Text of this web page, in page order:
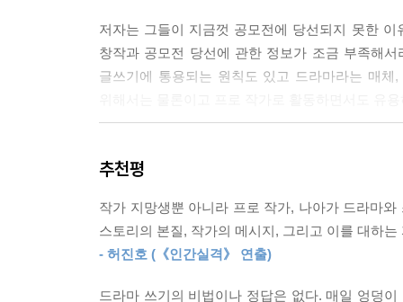
장 중요한 목표는 드라마 대본을 잘 쓰는 데 유용
글쓰기』는 드라마 창작 작법서입니다. 그리고
요. 그런데 왜 제목이 ‘내 이야기에 맞는 구조로
2020년 넷플릭스 전 세계 시청률 1위를 달성했던
자는 체스판 시작부터 퀸이 되는 지점까지의 거리
합니다. 이 책의 목적은 창작을 위한 분석이잖아
가 알고 있듯이 스토리는 기본적으로 3막 4장 구
--- 「1부 10장 ‘내 이야기에 맞는 구조로 쓴다’」중
저자는 그들이 지금껏 공모전에 당선되지 못한
창작과 공모전 당선에 관한 정보가 조금 부족해
글쓰기에 통용되는 원칙도 있고 드라마라는 매
10가지 원칙을 내 것으로 만드는 워크북
열심히 드라마 창작 원리를 배우고 수많은 작품을
“내가 배운 게 이런 건 아니지 않나?” 하면서 당
8개의 연습문제를 통해 드라마 창작의 10가지 원
장르 결정, 메인플롯과 서브플롯, 1-2-3막의 구분
추천평
작가 지망생뿐 아니라 프로 작가, 나아가 드라마
스토리의 본질, 작가의 메시지, 그리고 이를 대하는
- 허진호 (《인간실격》 연출)
드라마 쓰기의 비법이나 정답은 없다. 매일 엉덩